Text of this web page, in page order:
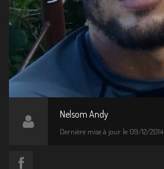
Nelsom Andy
Dernière mise à jour le 09/12/2014